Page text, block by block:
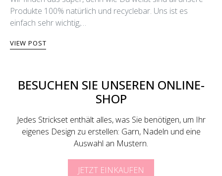
Produkte 100% natürlich und recyclebar. Uns ist es
einfach sehr wichtig,…
VIEW POST
BESUCHEN SIE UNSEREN ONLINE-
SHOP
Jedes Strickset enthält alles, was Sie benötigen, um Ihr
eigenes Design zu erstellen: Garn, Nadeln und eine
Auswahl an Mustern.
JETZT EINKAUFEN